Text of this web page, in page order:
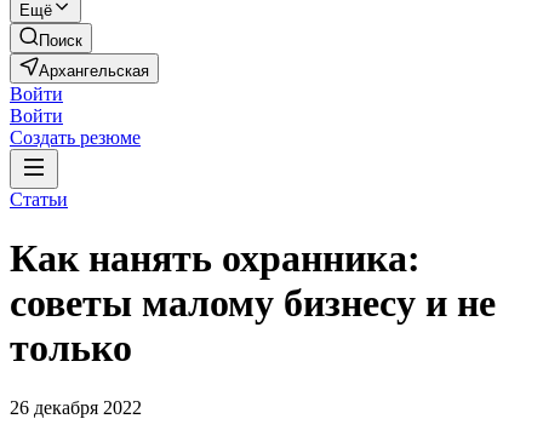
Ещё
Поиск
Архангельская
Войти
Войти
Создать резюме
Статьи
Как нанять охранника:
советы малому бизнесу и не
только
26 декабря 2022